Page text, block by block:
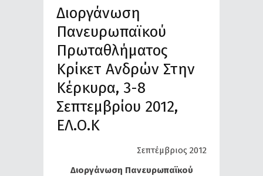
Διοργάνωση
Πανευρωπαϊκού
Πρωταθλήματος
Κρίκετ Ανδρών Στην
Κέρκυρα, 3-8
Σεπτεμβρίου 2012,
ΕΛ.Ο.Κ
Σεπτέμβριος 2012
Διοργάνωση Πανευρωπαϊκού